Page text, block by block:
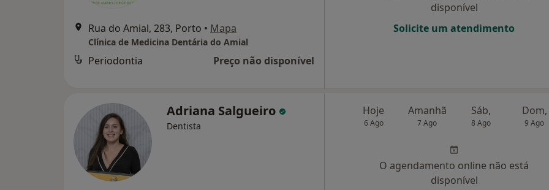
Rua do Amial, 283, Porto • Mapa
Clínica de Medicina Dentária do Amial
Periodontia Preço não disponível
disponível
Solicite um atendimento
Adriana Salgueiro
Dentista
Hoje
6 Ago
Amanhã
7 Ago
Sáb,
8 Ago
Dom,
9 Ago
O agendamento online não está
disponível